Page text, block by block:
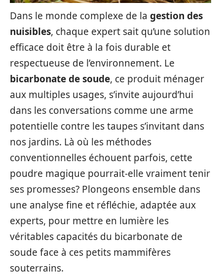
Dans le monde complexe de la gestion des
nuisibles, chaque expert sait qu’une solution
efficace doit être à la fois durable et
respectueuse de l’environnement. Le
bicarbonate de soude, ce produit ménager
aux multiples usages, s’invite aujourd’hui
dans les conversations comme une arme
potentielle contre les taupes s’invitant dans
nos jardins. Là où les méthodes
conventionnelles échouent parfois, cette
poudre magique pourrait-elle vraiment tenir
ses promesses? Plongeons ensemble dans
une analyse fine et réfléchie, adaptée aux
experts, pour mettre en lumière les
véritables capacités du bicarbonate de
soude face à ces petits mammifères
souterrains.